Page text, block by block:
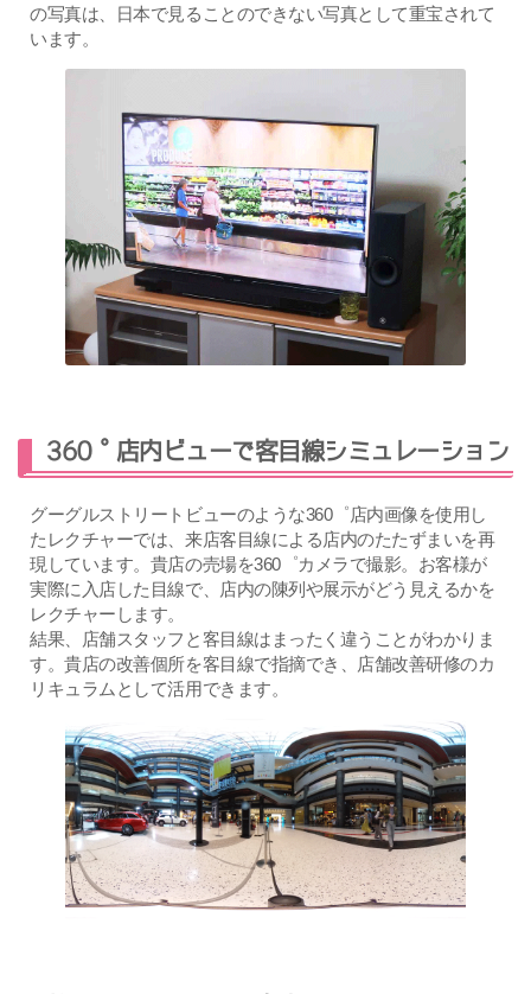
の写真は、日本で見ることのできない写真として重宝されて
います。
360゜店内ビューで客目線シミュレーション
グーグルストリートビューのような360゜店内画像を使用し
たレクチャーでは、来店客目線による店内のたたずまいを再
現しています。貴店の売場を360゜カメラで撮影。お客様が
実際に入店した目線で、店内の陳列や展示がどう見えるかを
レクチャーします。
結果、店舗スタッフと客目線はまったく違うことがわかりま
す。貴店の改善個所を客目線で指摘でき、店舗改善研修のカ
リキュラムとして活用できます。